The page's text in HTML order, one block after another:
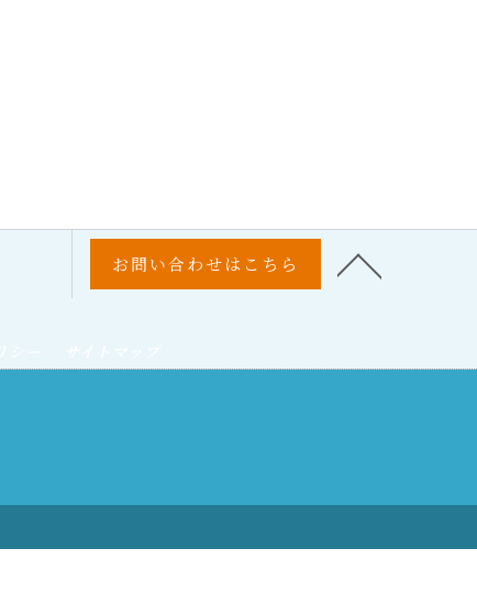
お問い合わせはこちら